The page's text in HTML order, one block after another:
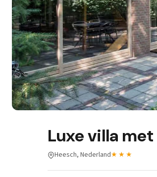
Luxe villa
Heesch, Nederland★★★